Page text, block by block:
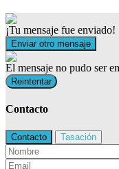
¡Tu mensaje fue enviado!
Enviar otro mensaje
El mensaje no pudo ser
Reintentar
Contacto
Contacto
Tasación